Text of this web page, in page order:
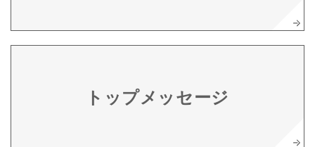
トップメッセージ